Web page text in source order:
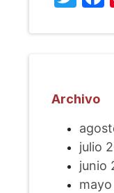
Archivo
julio
junio